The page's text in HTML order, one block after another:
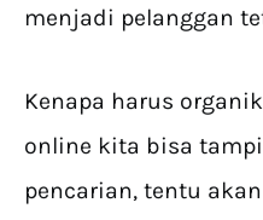
menjadi pelanggan
Kenapa harus
online kita bisa
pencarian, tentu